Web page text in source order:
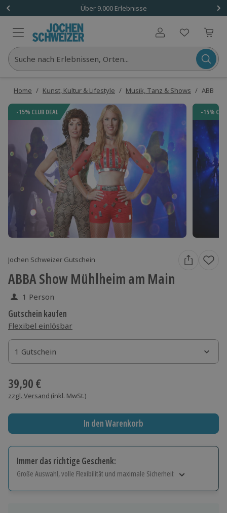
Über 9.000 Erlebnisse
Benutzerkonto
Suche nach Erlebnissen, Orten...
Home / Kunst, Kultur & Lifestyle / Musik, Tanz & Shows / ABBA
-15% CLUB DEAL -15%
Jochen Schweizer Gutschein
ABBA Show Mühlheim am Main
1 Person
Gutschein kaufen
Flexibel einlösbar
1 Gutschein
1 Gutschein
1 Gutschein
39,90 €
zzgl. Versand (inkl. MwSt.)
In den Warenkorb
Immer das richtige Geschenk:
Große Auswahl, volle Flexibilität und maximale Sicherheit